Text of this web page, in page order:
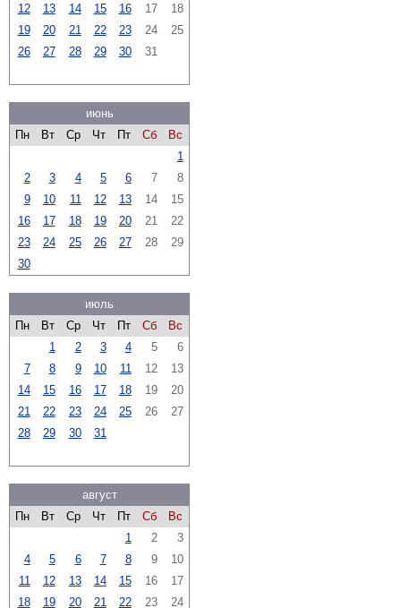
12
13 14 15 16 17
18
19
20 21 22 23 24
25
26
27 28 29 30 31
июнь
Пн
Вт Ср Чт Пт Сб
Вс
1
2
3 4 5 6 7
8
9
10 11 12 13 14
15
16
17 18 19 20 21
22
23
24 25 26 27 28
29
30
июль
Пн
Вт Ср Чт Пт Сб
Вс
1
2 3 4 5
6
7
8 9 10 11 12
13
14
15 16 17 18 19
20
21
22 23 24 25 26
27
28
29 30 31
август
Пн
Вт Ср Чт Пт Сб
Вс
1
2
3
4
5 6 7 8 9
10
11
12 13 14 15 16
17
18
19 20 21 22 23
24